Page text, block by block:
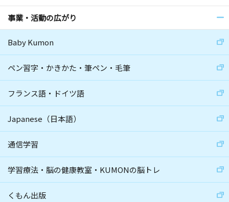
事業・活動の広がり
Baby Kumon
ペン習字・かきかた・筆ペン・毛筆
フランス語・ドイツ語
Japanese（日本語）
通信学習
学習療法・脳の健康教室・KUMONの脳トレ
くもん出版